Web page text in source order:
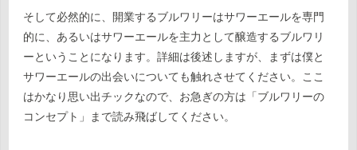
そして必然的に、開業するブルワリーはサワーエールを専門
的に、あるいはサワーエールを主力として醸造するブルワリ
ーということになります。詳細は後述しますが、まずは僕と
サワーエールの出会いについても触れさせてください。ここ
はかなり思い出チックなので、お急ぎの方は「ブルワリーの
コンセプト」まで読み飛ばしてください。